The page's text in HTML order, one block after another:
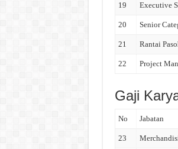
19 Executive
20 Senior
21 Rantai
22 Project
Gaji
No Jabatan
23